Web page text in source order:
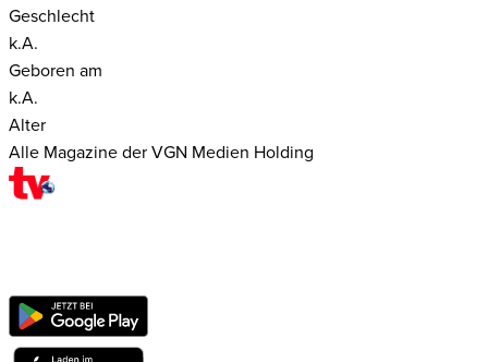
Geschlecht
k.A.
Geboren am
k.A.
Alter
Alle Magazine der VGN Medien Holding